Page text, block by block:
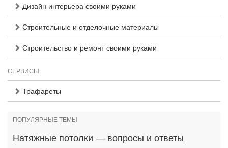
Дизайн интерьера своими руками
Строительные и отделочные материалы
Строительство и ремонт своими руками
СЕРВИСЫ
Трафареты
ПОПУЛЯРНЫЕ ТЕМЫ
Натяжные потолки — вопросы и ответы